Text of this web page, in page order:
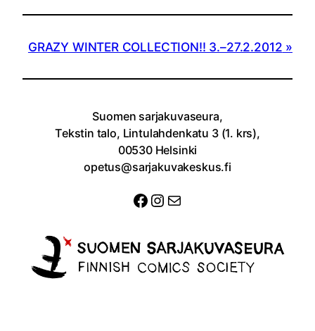
GRAZY WINTER COLLECTION!! 3.–27.2.2012
Suomen sarjakuvaseura,
Tekstin talo, Lintulahdenkatu 3 (1. krs),
00530 Helsinki
opetus@sarjakuvakeskus.fi
Facebook
Instagram
Sähköposti